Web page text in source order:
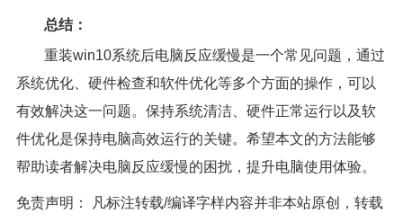
总结：
重装win10系统后电脑反应缓慢是一个常见问题，通过
系统优化、硬件检查和软件优化等多个方面的操作，可以
有效解决这一问题。保持系统清洁、硬件正常运行以及软
件优化是保持电脑高效运行的关键。希望本文的方法能够
帮助读者解决电脑反应缓慢的困扰，提升电脑使用体验。
免责声明： 凡标注转载/编译字样内容并非本站原创，转载